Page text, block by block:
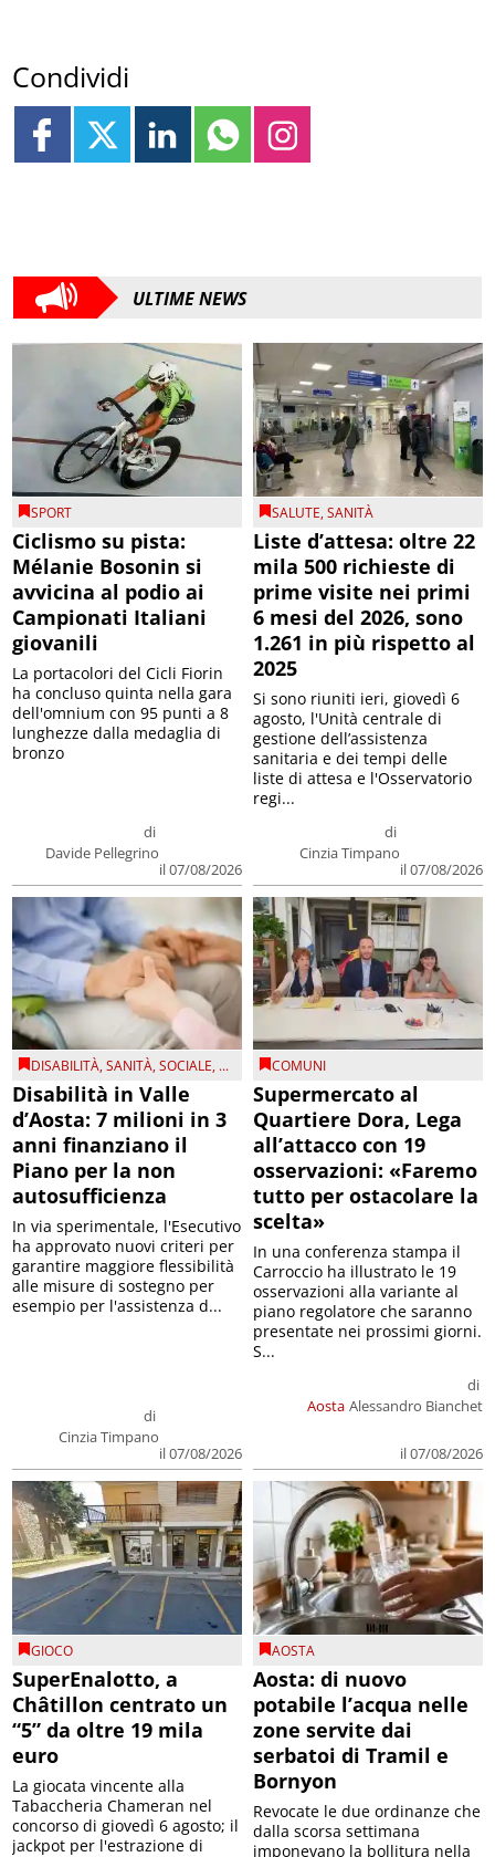
Condividi
ULTIME NEWS
SPORT
Ciclismo su pista:
Mélanie Bosonin si
avvicina al podio ai
Campionati Italiani
giovanili
di
Davide Pellegrino
il 07/08/2026
La portacolori del Cicli Fiorin
ha concluso quinta nella gara
dell'omnium con 95 punti a 8
lunghezze dalla medaglia di
bronzo
SALUTE,SANITÀ
Liste d’attesa: oltre 22
mila 500 richieste di
prime visite nei primi
6 mesi del 2026, sono
1.261 in più rispetto al
2025
di
Cinzia Timpano
il 07/08/2026
Si sono riuniti ieri, giovedì 6
agosto, l'Unità centrale di
gestione dell’assistenza
sanitaria e dei tempi delle
liste di attesa e l'Osservatorio
regi...
DISABILITÀ,SANITÀ,SOCIALE, ...
Disabilità in Valle
d’Aosta: 7 milioni in 3
anni finanziano il
Piano per la non
autosufficienza
di
Cinzia Timpano
il 07/08/2026
In via sperimentale, l'Esecutivo
ha approvato nuovi criteri per
garantire maggiore flessibilità
alle misure di sostegno per
esempio per l'assistenza d...
COMUNI
Supermercato al
Quartiere Dora, Lega
all’attacco con 19
osservazioni: «Faremo
tutto per ostacolare la
scelta»
Aosta
di
Alessandro Bianchet
il 07/08/2026
In una conferenza stampa il
Carroccio ha illustrato le 19
osservazioni alla variante al
piano regolatore che saranno
presentate nei prossimi giorni.
S...
GIOCO
SuperEnalotto, a
Châtillon centrato un
“5” da oltre 19 mila
euro
La giocata vincente alla
Tabaccheria Chameran nel
concorso di giovedì 6 agosto; il
jackpot per l'estrazione di
AOSTA
Aosta: di nuovo
potabile l’acqua nelle
zone servite dai
serbatoi di Tramil e
Bornyon
Revocate le due ordinanze che
dalla scorsa settimana
imponevano la bollitura nella